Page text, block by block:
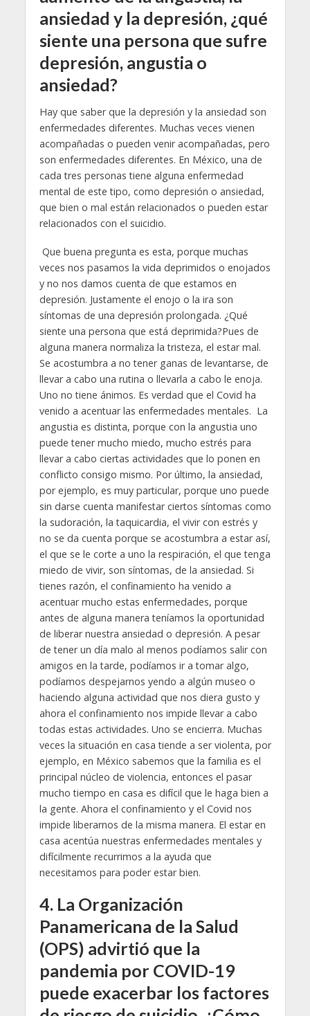
ansiedad y la depresión, ¿qué
siente una persona que sufre
depresión, angustia o
ansiedad?
Hay que saber que la depresión y la ansiedad son
enfermedades diferentes. Muchas veces vienen
acompañadas o pueden venir acompañadas, pero
son enfermedades diferentes. En México, una de
cada tres personas tiene alguna enfermedad
mental de este tipo, como depresión o ansiedad,
que bien o mal están relacionados o pueden estar
relacionados con el suicidio.
Que buena pregunta es esta, porque muchas
veces nos pasamos la vida deprimidos o enojados
y no nos damos cuenta de que estamos en
depresión. Justamente el enojo o la ira son
síntomas de una depresión prolongada. ¿Qué
siente una persona que está deprimida?Pues de
alguna manera normaliza la tristeza, el estar mal.
Se acostumbra a no tener ganas de levantarse, de
llevar a cabo una rutina o llevarla a cabo le enoja.
Uno no tiene ánimos. Es verdad que el Covid ha
venido a acentuar las enfermedades mentales. La
angustia es distinta, porque con la angustia uno
puede tener mucho miedo, mucho estrés para
llevar a cabo ciertas actividades que lo ponen en
conflicto consigo mismo. Por último, la ansiedad,
por ejemplo, es muy particular, porque uno puede
sin darse cuenta manifestar ciertos síntomas como
la sudoración, la taquicardia, el vivir con estrés y
no se da cuenta porque se acostumbra a estar así,
el que se le corte a uno la respiración, el que tenga
miedo de vivir, son síntomas, de la ansiedad. Si
tienes razón, el confinamiento ha venido a
acentuar mucho estas enfermedades, porque
antes de alguna manera teníamos la oportunidad
de liberar nuestra ansiedad o depresión. A pesar
de tener un día malo al menos podíamos salir con
amigos en la tarde, podíamos ir a tomar algo,
podíamos despejarnos yendo a algún museo o
haciendo alguna actividad que nos diera gusto y
ahora el confinamiento nos impide llevar a cabo
todas estas actividades. Uno se encierra. Muchas
veces la situación en casa tiende a ser violenta, por
ejemplo, en México sabemos que la familia es el
principal núcleo de violencia, entonces el pasar
mucho tiempo en casa es difícil que le haga bien a
la gente. Ahora el confinamiento y el Covid nos
impide liberarnos de la misma manera. El estar en
casa acentúa nuestras enfermedades mentales y
difícilmente recurrimos a la ayuda que
necesitamos para poder estar bien.
4. La Organización
Panamericana de la Salud
(OPS) advirtió que la
pandemia por COVID-19
puede exacerbar los factores